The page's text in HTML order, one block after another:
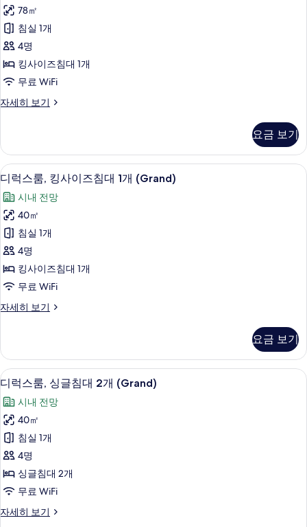
보
기
개
자
세
히
보
기
큐
티
브
스
위
트,
실
개
(Club)
사
진
모
두
보
기
78㎡
침실 1개
4명
킹사이즈침대 1개
무료 WiFi
자세히 보기
이
티
브
스
위
트,
침
실
개
(Club)
자
세
보
요금 보기
디
럭
스
룸,
킹
사
이
즈
침
1
개
(Grand)
사
진
모
두
보
기
디럭스룸, 킹사이즈침대 1개 (Grand) |
11
디럭스룸, 킹사이즈침대 1개 (Grand)
시내 전망
40㎡
침실 1개
4명
킹사이즈침대 1개
무료 WiFi
자세히 보기
디
킹
사
이
즈
침
대
개
(Grand)
자
세
히
기
요금 보기
디
럭
스
룸,
싱
글
침
대
2
이집트산 면 시트, 고급 침구, 객실 내
11
디럭스룸, 싱글침대 2개 (Grand)
시내 전망
40㎡
침실 1개
4명
싱글침대 2개
무료 WiFi
자세히 보기
디